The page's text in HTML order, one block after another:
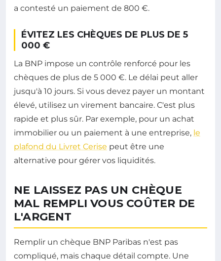
a contesté un paiement de 800 €.
ÉVITEZ LES CHÈQUES DE PLUS DE 5
000 €
La BNP impose un contrôle renforcé pour les
chèques de plus de 5 000 €. Le délai peut aller
jusqu'à 10 jours. Si vous devez payer un montant
élevé, utilisez un virement bancaire. C'est plus
rapide et plus sûr. Par exemple, pour un achat
immobilier ou un paiement à une entreprise, le
plafond du Livret Cerise peut être une
alternative pour gérer vos liquidités.
NE LAISSEZ PAS UN CHÈQUE
MAL REMPLI VOUS COÛTER DE
L'ARGENT
Remplir un chèque BNP Paribas n'est pas
compliqué, mais chaque détail compte. Une